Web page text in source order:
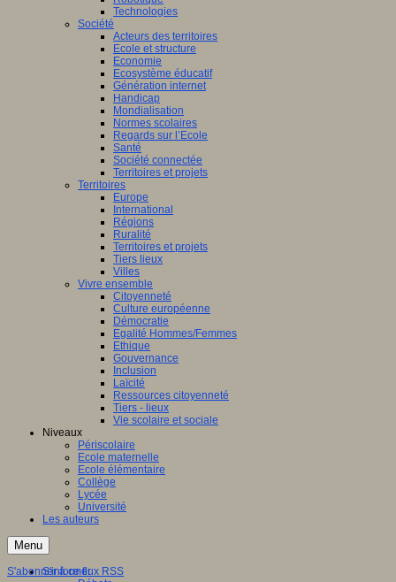
Technologies
Société
Acteurs des territoires
Ecole et structure
Economie
Ecosystème éducatif
Génération internet
Handicap
Mondialisation
Normes scolaires
Regards sur l’Ecole
Santé
Société connectée
Territoires et projets
Territoires
Europe
International
Régions
Ruralité
Territoires et projets
Tiers lieux
Villes
Vivre ensemble
Citoyenneté
Culture européenne
Démocratie
Egalité Hommes/Femmes
Ethique
Gouvernance
Inclusion
Laïcité
Ressources citoyenneté
Tiers - lieux
Vie scolaire et sociale
Niveaux
Périscolaire
Ecole maternelle
Ecole élémentaire
Collège
Lycée
Université
Les auteurs
Menu
S'informer
S'abonner à ce flux RSS